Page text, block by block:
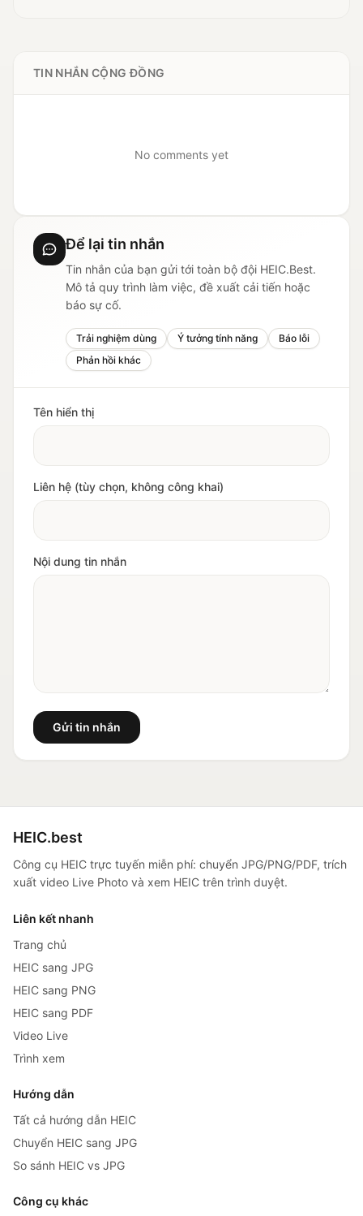
TIN NHẮN CỘNG ĐỒNG
No comments yet
Để lại tin nhắn
Tin nhắn của bạn gửi tới toàn bộ đội HEIC.Best.
Mô tả quy trình làm việc, đề xuất cải tiến hoặc
báo sự cố.
Trải nghiệm dùng Ý tưởng tính năng
Báo lỗi
Phản hồi khác
Tên hiển thị
Liên hệ (tùy chọn, không công khai)
Nội dung tin nhắn
Gửi tin nhắn
HEIC.best
Công cụ HEIC trực tuyến miễn phí: chuyển JPG/PNG/PDF, trích
xuất video Live Photo và xem HEIC trên trình duyệt.
Liên kết nhanh
Trang chủ
HEIC sang JPG
HEIC sang PNG
HEIC sang PDF
Video Live
Trình xem
Hướng dẫn
Tất cả hướng dẫn HEIC
Chuyển HEIC sang JPG
So sánh HEIC vs JPG
Công cụ khác